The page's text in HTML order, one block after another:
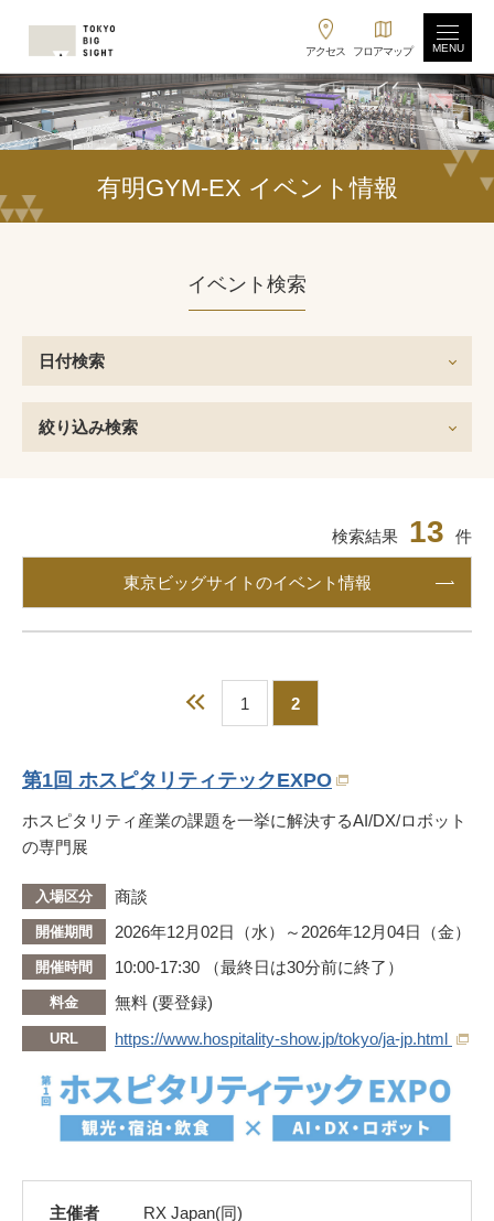
アクセス フロアマップ MENU
有明GYM-EX イベント情報
イベント検索
日付検索
絞り込み検索
検索結果 13 件
東京ビッグサイトのイベント情報
1 2
第1回 ホスピタリティテックEXPO
ホスピタリティ産業の課題を一挙に解決するAI/DX/ロボット
の専門展
入場区分 商談
開催期間 2026年12月02日（水）～2026年12月04日（金）
開催時間 10:00-17:30 （最終日は30分前に終了）
料金 無料 (要登録)
URL https://www.hospitality-show.jp/tokyo/ja-jp.html
主催者
RX Japan(同)